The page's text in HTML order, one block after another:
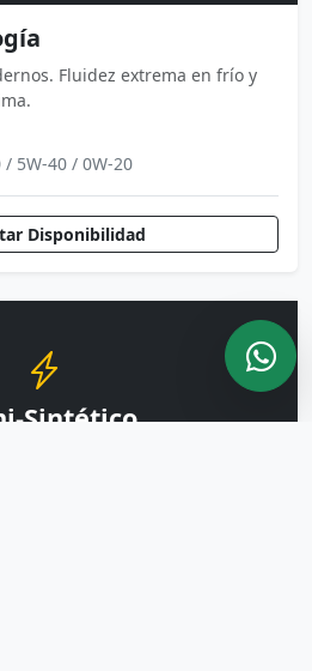
Fluidez extrema en frío y
/ 5W-40 / 0W-20
Disponibilidad
Sintético